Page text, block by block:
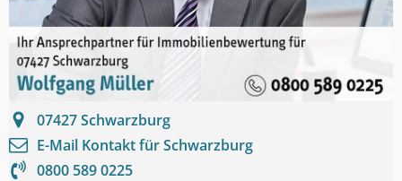
07427Schwarzburg
E-Mail Kontakt fürSchwarzburg
0800 589 0225